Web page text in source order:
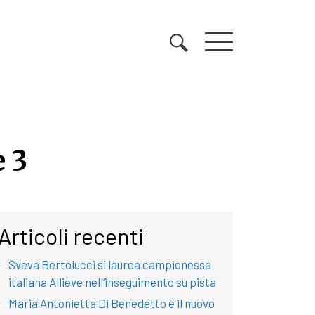
3
3
recenti
Sveva Bertolucci si laurea campionessa
italiana Allieve nell’inseguimento su pista
Maria Antonietta Di Benedetto è il nuovo